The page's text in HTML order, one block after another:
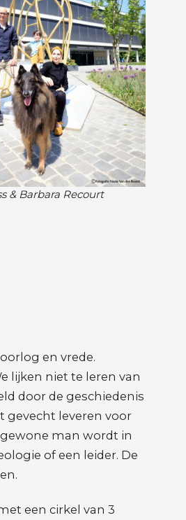
& Barbara Recourt
en vrede.
lijken niet te leren van
door de geschiedenis
gevecht leveren voor
man wordt in
of een leider. De
een cirkel van 3